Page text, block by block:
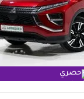
حصري